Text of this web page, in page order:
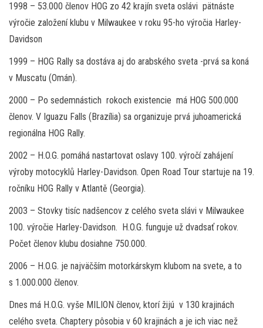
1998 – 53.000 členov HOG zo 42 krajín sveta oslávi pätnáste
výročie založení klubu v Milwaukee v roku 95-ho výročia Harley-
Davidson
1999 – HOG Rally sa dostáva aj do arabského sveta -prvá sa koná
v Muscatu (Omán).
2000 – Po sedemnástich rokoch existencie má HOG 500.000
členov. V Iguazu Falls (Brazília) sa organizuje prvá juhoamerická
regionálna HOG Rally.
2002 – H.O.G. pomáhá nastartovat oslavy 100. výročí zahájení
výroby motocyklů Harley-Davidson. Open Road Tour startuje na 19.
ročníku HOG Rally v Atlantě (Georgia).
2003 – Stovky tisíc nadšencov z celého sveta slávi v Milwaukee
100. výročie Harley-Davidson. H.O.G. funguje už dvadsať rokov.
Počet členov klubu dosiahne 750.000.
2006 – H.O.G. je najväčším motorkárskym klubom na svete, a to
s 1.000.000 členov.
Dnes má H.O.G. vyše MILION členov, ktorí žijú v 130 krajinách
celého sveta. Chaptery pôsobia v 60 krajinách a je ich viac než